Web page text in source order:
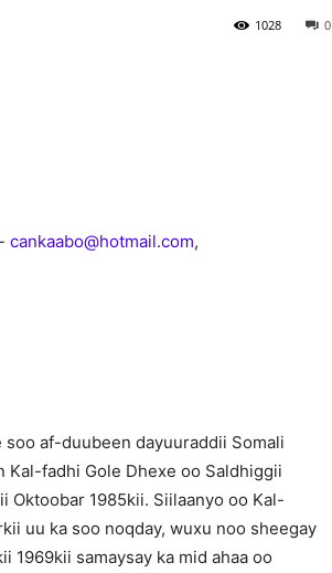
0
1028
cankaabo@hotmail.com,
soo af-duubeen dayuuraddii Somali
Kal-fadhi Gole Dhexe oo Saldhiggii
Oktoobar 1985kii. Siilaanyo oo Kal-
uu ka soo noqday, wuxu noo sheegay
1969kii samaysay ka mid ahaa oo